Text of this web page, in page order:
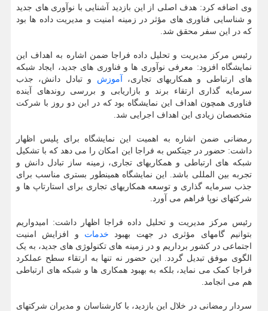
وی اضافه کرد: هدف اصلی از این بازدید آشنایی با نوآوری های جدید
و شناسایی فناوری های مؤثر در زمینه امنیت و مدیریت داده ها بود
که در این سفر محقق شد.
رئیس مرکز مدیریت و تحلیل داده فراجا ضمن اشاره به اهداف این
نمایشگاه افزود: معرفی نوآوری ها و فناوری های جدید، ایجاد شبکه
های ارتباطی و همکاریهای تجاری، آموزش و تبادل دانش، جذب
سرمایه گذاری ارتقاء برند و بازاریابی و بررسی روندهای آینده
فناوری همچون اهداف این نمایشگاه بود که در این دو روز با شرکت
متخصصان زیادی این اهداف اجرایی شد.
رمضانی ضمن اشاره به اهمیت این نمایشگاه برای پلیس اظهار
داشت: حضور در جیتکس به فراجا این امکان را می دهد که با تشکیل
شبکه های ارتباطی و همکاریهای تجاری، زمینه ساز تبادل دانش و
تجربه بین المللی باشد. این نمایشگاه همینطور بستری مناسب برای
جذب سرمایه گذاری و توسعه همکاریهای تجاری برای استارتاپ ها و
شرکتهای نوپا فراهم می آورد.
رئیس مرکز مدیریت و تحلیل داده فراجا اظهار داشت: امیدواریم
بتوانیم گامهای مؤثری در جهت بهبود خدمات و افزایش امنیت
اجتماعی در کشور برداریم و در زمینه های تکنولوژی های جدید، به یک
الگوی موفق تبدیل گردد. این حضور نه تنها به ارتقاء سطح عملکرد
فراجا کمک می نماید، بلکه به بهبود همکاری ها و شبکه های ارتباطی
هم می انجامد.
سردار رمضانی در خلال این بازدید، با کارشناسان و مدیران شرکتهای